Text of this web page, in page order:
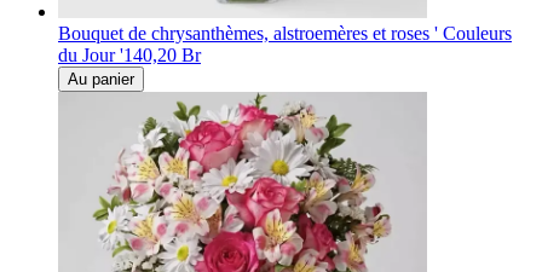
Bouquet de chrysanthèmes, alstroemères et roses ' Couleurs
du Jour '140,20 Br
Au panier